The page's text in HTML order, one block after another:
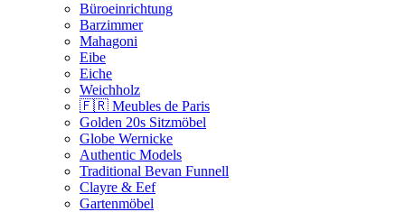
Büroeinrichtung
Barzimmer
Mahagoni
Eibe
Eiche
Weichholz
🇫🇷 Meubles de Paris
Golden 20s Sitzmöbel
Globe Wernicke
Authentic Models
Traditional Bevan Funnell
Clayre & Eef
Gartenmöbel